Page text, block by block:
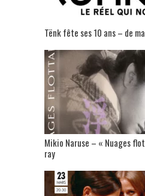
Tënk fête ses 10 ans – de
Mikio Naruse – « Nuages
ray